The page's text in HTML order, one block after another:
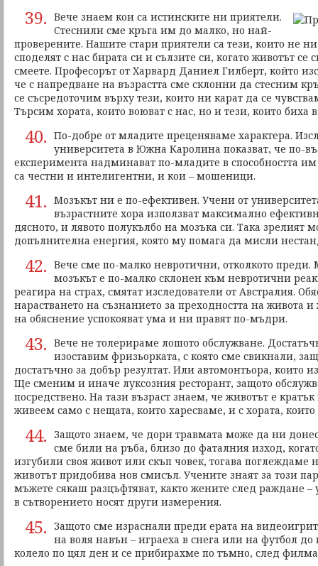
39. Вече знаем кои са истинските ни приятели.
Стеснили сме кръга им до малко, но най-
проверените. Нашите стари приятели са тези, които не ни
споделят с нас бирата си и сълзите си, когато животът се
смеете. Професорът от Харвард Даниел Гилберт, който
че с напредване на възрастта сме склонни да стесним
се съсредоточим върху тези, които ни карат да се
Търсим хората, които воюват с нас, но и тези, които биха
40. По-добре от младите преценяваме характера.
университета в Южна Каролина показват, че по-
експеримента надминават по-младите в способността
са честни и интелигентни, и кои – мошеници.
41. Мозъкът ни е по-ефективен. Учени от
възрастните хора използват максимално
дясното, и лявото полукълбо на мозъка си. Така зрелият
допълнителна енергия, която му помага да мисли
42. Вече сме по-малко невротични, отколкото
мозъкът е по-малко склонен към невротични
реагира на страх, смятат изследователи от Австралия.
нарастването на съзнанието за преходността на живота
на обяснение успокояват ума и ни правят по-мъдри.
43. Вече не толерираме лошото обслужване.
изоставим фризьорката, с която сме свикнали,
достатъчно за добър резултат. Или автомонтьора, които
Ще сменим и иначе луксозния ресторант, защото
посредствено. На тази възраст знаем, че животът е
живеем само с нещата, които харесваме, и с хората,
44. Защото знаем, че дори травмата може да ни
сме били на ръба, близо до фаталния изход,
изгубили своя живот или скъп човек, тогава поглеждаме
животът придобива нов смисъл. Учените знаят за този
мъжете сякаш разцъфтяват, както жените след раждане –
в сътворението носят други измерения.
45. Защото сме израснали преди ерата на
на воля навън – играеха в снега или на футбол
колело по цял ден и се прибирахме по тъмно, след филма